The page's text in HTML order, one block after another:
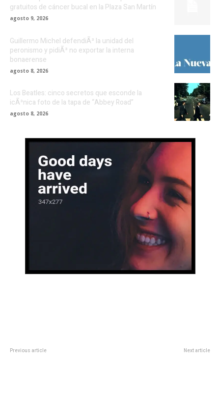
gratuitos de cáncer bucal en la Plaza San Martín
agosto 9, 2026
Guillermo Michel defendiÃ³ la unidad del
peronismo y pidiÃ³ no exportar la interna
bonaerense
agosto 8, 2026
Los Beatles: cinco secretos que esconde la
icÃ³nica foto de la tapa de “Abbey Road”
agosto 8, 2026
Previous article Next article